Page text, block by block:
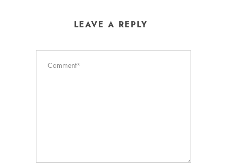
LEAVE A REPLY